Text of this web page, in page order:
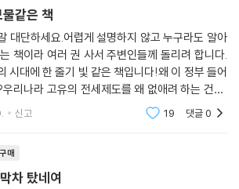
같은 책
대단하세요.어렵게 설명하지 않고 누구라도 알아
책이라 여러 권 사서 주변인들께 돌리려 합니다.
시대에 한 줄기 빛 같은 책입니다!왜 이 정부 들어
리나라 고유의 전세제도를 왜 없애려 하는 건지,
영원히 개천의 가재, 붕어로 살기를 바라는지 단
신고 19 댓글0
구매
차 탔네여